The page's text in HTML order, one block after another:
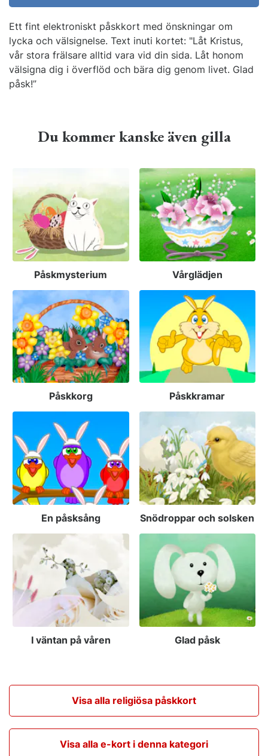
Ett fint elektroniskt påskkort med önskningar om
lycka och välsignelse. Text inuti kortet: "Låt Kristus,
vår stora frälsare alltid vara vid din sida. Låt honom
välsigna dig i överflöd och bära dig genom livet. Glad
påsk!”
Du kommer kanske även gilla
Påskmysterium Vårglädjen
Påskkorg Påskkramar
En påsksång Snödroppar och solsken
I väntan på våren Glad påsk
Visa alla religiösa påskkort
Visa alla e-kort i denna kategori